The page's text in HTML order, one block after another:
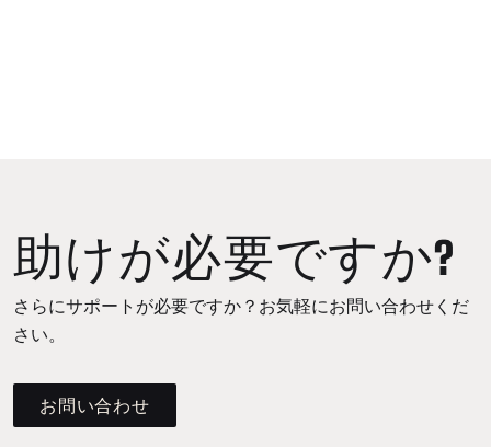
助けが必要ですか?
さらにサポートが必要ですか？お気軽にお問い合わせくだ
さい。
お問い合わせ